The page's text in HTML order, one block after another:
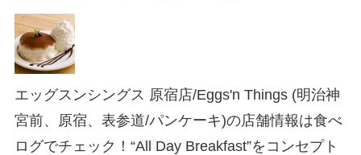
エッグスンシングス 原宿店/Eggs'n Things (明治神
宮前、原宿、表参道/パンケーキ)の店舗情報は食べ
ログでチェック！“All Day Breakfast”をコンセプト